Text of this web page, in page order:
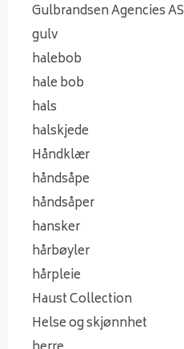
Gulbrandsen Agencies AS
gulv
halebob
hale bob
hals
halskjede
Håndklær
håndsåpe
håndsåper
hansker
hårbøyler
hårpleie
Haust Collection
Helse og skjønnhet